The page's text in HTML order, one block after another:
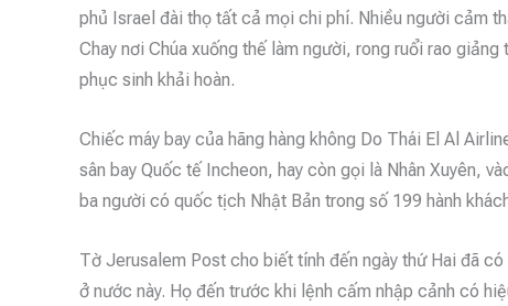
phủ Israel đài thọ tất cả mọi chi phí. Nhiều người cảm
Chay nơi Chúa xuống thế làm người, rong ruổi rao
phục sinh khải hoàn.
Chiếc máy bay của hãng hàng không Do Thái El Al
sân bay Quốc tế Incheon, hay còn gọi là Nhân Xuyên,
ba người có quốc tịch Nhật Bản trong số 199 hành
Tờ Jerusalem Post cho biết tính đến ngày thứ Hai đã
ở nước này. Họ đến trước khi lệnh cấm nhập cảnh có